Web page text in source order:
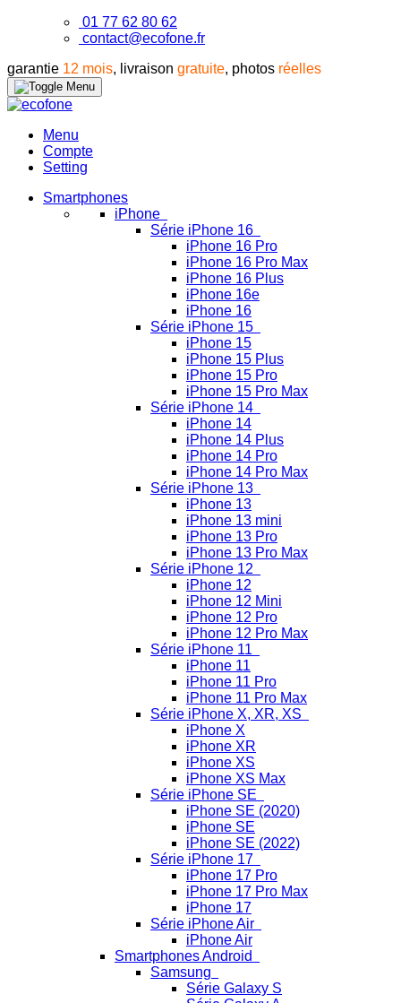
01 77 62 80 62
contact@ecofone.fr
garantie 12 mois, livraison gratuite, photos réelles
Menu
Compte
Setting
Smartphones
iPhone
Série iPhone 16
iPhone 16 Pro
iPhone 16 Pro Max
iPhone 16 Plus
iPhone 16e
iPhone 16
Série iPhone 15
iPhone 15
iPhone 15 Plus
iPhone 15 Pro
iPhone 15 Pro Max
Série iPhone 14
iPhone 14
iPhone 14 Plus
iPhone 14 Pro
iPhone 14 Pro Max
Série iPhone 13
iPhone 13
iPhone 13 mini
iPhone 13 Pro
iPhone 13 Pro Max
Série iPhone 12
iPhone 12
iPhone 12 Mini
iPhone 12 Pro
iPhone 12 Pro Max
Série iPhone 11
iPhone 11
iPhone 11 Pro
iPhone 11 Pro Max
Série iPhone X, XR, XS
iPhone X
iPhone XR
iPhone XS
iPhone XS Max
Série iPhone SE
iPhone SE (2020)
iPhone SE
iPhone SE (2022)
Série iPhone 17
iPhone 17 Pro
iPhone 17 Pro Max
iPhone 17
Série iPhone Air
iPhone Air
Smartphones Android
Samsung
Série Galaxy S